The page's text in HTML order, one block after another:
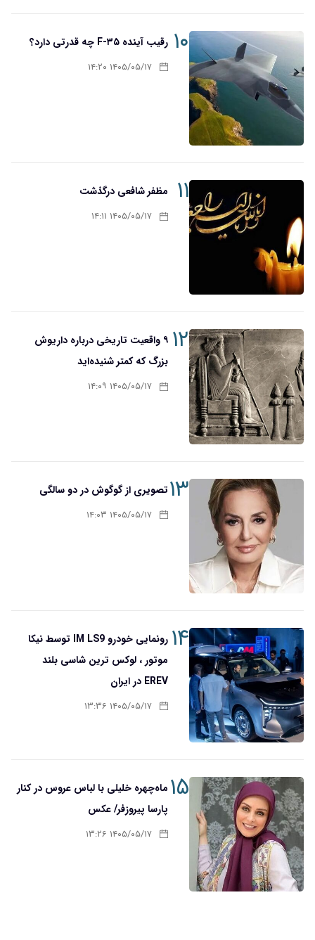
۱۰ رقیب آینده F-۳۵ چه قدرتی دارد؟
۱۴۰۵/۰۵/۱۷ ۱۴:۲۰
۱۱ مظفر شافعی درگذشت
۱۴۰۵/۰۵/۱۷ ۱۴:۱۱
۱۲
۹ واقعیت تاریخی درباره داریوش
بزرگ که کمتر شنیده‌اید
۱۴۰۵/۰۵/۱۷ ۱۴:۰۹
۱۳تصویری از گوگوش در دو سالگی
۱۴۰۵/۰۵/۱۷ ۱۴:۰۳
۱۴
رونمایی خودرو IM LS9 توسط نیکا
موتور ، لوکس ترین شاسی بلند
EREV در ایران
۱۴۰۵/۰۵/۱۷ ۱۳:۳۶
۱۵ ماه‌چهره خلیلی با لباس عروس در کنار
پارسا پیروزفر/ عکس
۱۴۰۵/۰۵/۱۷ ۱۳:۲۶